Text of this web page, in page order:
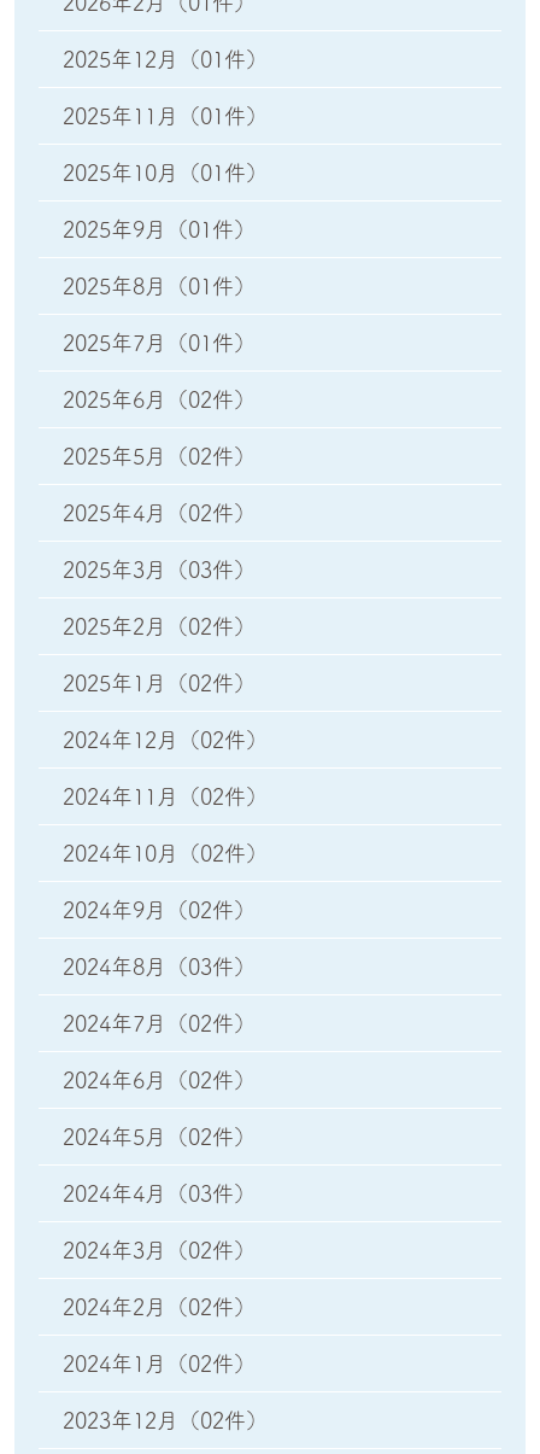
2025年12月 （01件）
2025年11月 （01件）
2025年10月 （01件）
2025年9月 （01件）
2025年8月 （01件）
2025年7月 （01件）
2025年6月 （02件）
2025年5月 （02件）
2025年4月 （02件）
2025年3月 （03件）
2025年2月 （02件）
2025年1月 （02件）
2024年12月 （02件）
2024年11月 （02件）
2024年10月 （02件）
2024年9月 （02件）
2024年8月 （03件）
2024年7月 （02件）
2024年6月 （02件）
2024年5月 （02件）
2024年4月 （03件）
2024年3月 （02件）
2024年2月 （02件）
2024年1月 （02件）
2023年12月 （02件）